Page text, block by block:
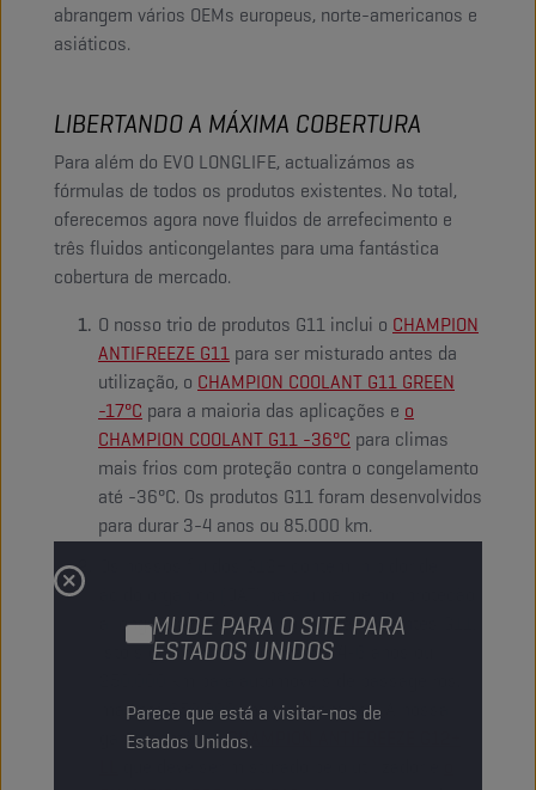
MUDE PARA O SITE PARA
ESTADOS UNIDOS
Parece que está a visitar-nos de
Estados Unidos.
abrangem vários OEMs europeus, norte-americanos e
asiáticos.
LIBERTANDO A MÁXIMA COBERTURA
Para além do EVO LONGLIFE, actualizámos as
fórmulas de todos os produtos existentes. No total,
oferecemos agora nove fluidos de arrefecimento e
três fluidos anticongelantes para uma fantástica
cobertura de mercado.
O nosso trio de produtos G11 inclui o CHAMPION
ANTIFREEZE G11 para ser misturado antes da
utilização, o CHAMPION COOLANT G11 GREEN
-17°C para a maioria das aplicações e o
CHAMPION COOLANT G11 -36°C para climas
mais frios com proteção contra o congelamento
até -36°C. Os produtos G11 foram desenvolvidos
para durar 3-4 anos ou 85.000 km.
a longo prazo em relação aos refrigerantes G11.
Isto significa uma vida útil de 4-6 anos ou
mas até 650.000 km para camiões. A nossa
gama contém oCHAMPION ANTIFREEZE G12+